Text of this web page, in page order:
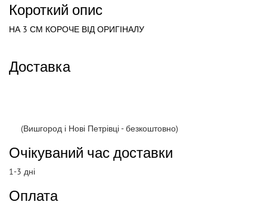
Короткий опис
НА 3 СМ КОРОЧЕ ВІД ОРИГІНАЛУ
Доставка
(Вишгород і Нові Петрівці - безкоштовно)
Очікуваний час доставки
1-3 дні
Оплата